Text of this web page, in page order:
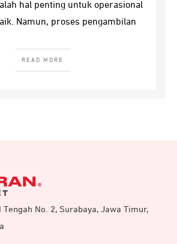
hal penting untuk operasional
Namun, proses pengambilan
READ MORE
Tengah No. 2, Surabaya, Jawa Timur,